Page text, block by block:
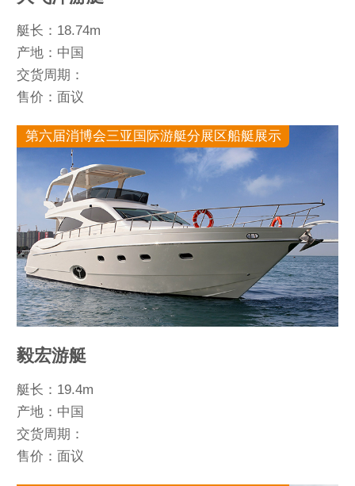
艇长：18.74m
产地：中国
交货周期：
售价：面议
第六届消博会三亚国际游艇分展区船艇展示
毅宏游艇
艇长：19.4m
产地：中国
交货周期：
售价：面议